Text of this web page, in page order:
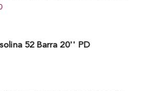
52 Barra 20'' PD